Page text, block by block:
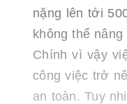
nặng lên tới
không thể
Chính vì vậy
công việc trở
an toàn. Tuy